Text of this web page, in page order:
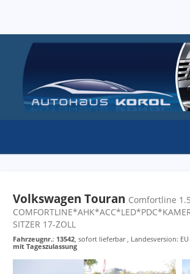
Volkswagen Touran Comfortline
SITZER 17-ZOLL
Fahrzeugnr.: 13542, sofort lieferbar, Landesversion:
mit Tageszulassung